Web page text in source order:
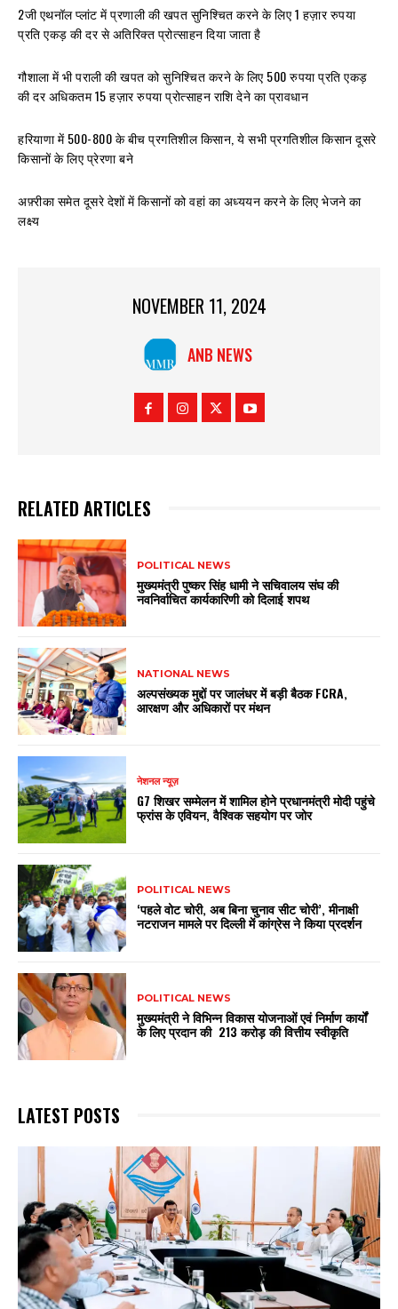
2जी एथनॉल प्लांट में प्रणाली की खपत सुनिश्चित करने के लिए 1 हज़ार रुपया
प्रति एकड़ की दर से अतिरिक्त प्रोत्साहन दिया जाता है
गौशाला में भी पराली की खपत को सुनिश्चित करने के लिए 500 रुपया प्रति एकड़
की दर अधिकतम 15 हज़ार रुपया प्रोत्साहन राशि देने का प्रावधान
हरियाणा में 500-800 के बीच प्रगतिशील किसान, ये सभी प्रगतिशील किसान दूसरे
किसानों के लिए प्रेरणा बने
अफ़्रीका समेत दूसरे देशों में किसानों को वहां का अध्ययन करने के लिए भेजने का
लक्ष्य
NOVEMBER 11, 2024
ANB NEWS
RELATED ARTICLES
POLITICAL NEWS
मुख्यमंत्री पुष्कर सिंह धामी ने सचिवालय संघ की
नवनिर्वाचित कार्यकारिणी को दिलाई शपथ
NATIONAL NEWS
अल्पसंख्यक मुद्दों पर जालंधर में बड़ी बैठक FCRA,
आरक्षण और अधिकारों पर मंथन
नेशनल न्यूज़
G7 शिखर सम्मेलन में शामिल होने प्रधानमंत्री मोदी पहुंचे
फ्रांस के एवियन, वैश्विक सहयोग पर जोर
POLITICAL NEWS
‘पहले वोट चोरी, अब बिना चुनाव सीट चोरी’, मीनाक्षी
नटराजन मामले पर दिल्ली में कांग्रेस ने किया प्रदर्शन
POLITICAL NEWS
मुख्यमंत्री ने विभिन्न विकास योजनाओं एवं निर्माण कार्यों
के लिए प्रदान की ₹ 213 करोड़ की वित्तीय स्वीकृति
LATEST POSTS